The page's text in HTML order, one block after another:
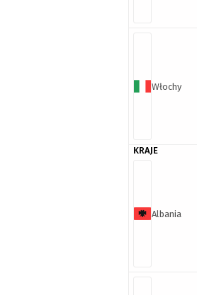
Włochy
KRAJE
Albania